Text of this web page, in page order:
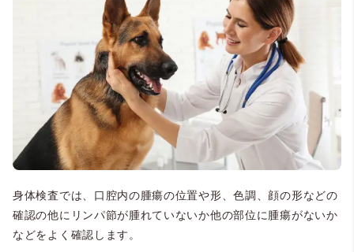
身体検査では、口腔内の腫瘍の位置や形、色調、顔の形などの
確認の他にリンパ節が腫れていないか他の部位に腫瘍がないか
などをよく確認します。